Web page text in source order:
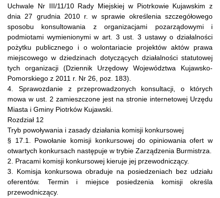
Uchwale Nr III/11/10 Rady Miejskiej w Piotrkowie Kujawskim z
dnia 27 grudnia 2010 r. w sprawie określenia szczegółowego
sposobu konsultowania z organizacjami pozarządowymi i
podmiotami wymienionymi w art. 3 ust. 3 ustawy o działalności
pożytku publicznego i o wolontariacie projektów aktów prawa
miejscowego w dziedzinach dotyczących działalności statutowej
tych organizacji (Dziennik Urzędowy Województwa Kujawsko-
Pomorskiego z 2011 r. Nr 26, poz. 183).
4. Sprawozdanie z przeprowadzonych konsultacji, o których
mowa w ust. 2 zamieszczone jest na stronie internetowej Urzędu
Miasta i Gminy Piotrków Kujawski.
Rozdział 12
Tryb powoływania i zasady działania komisji konkursowej
§ 17.1. Powołanie komisji konkursowej do opiniowania ofert w
otwartych konkursach następuje w trybie Zarządzenia Burmistrza.
2. Pracami komisji konkursowej kieruje jej przewodniczący.
3. Komisja konkursowa obraduje na posiedzeniach bez udziału
oferentów. Termin i miejsce posiedzenia komisji określa
przewodniczący.